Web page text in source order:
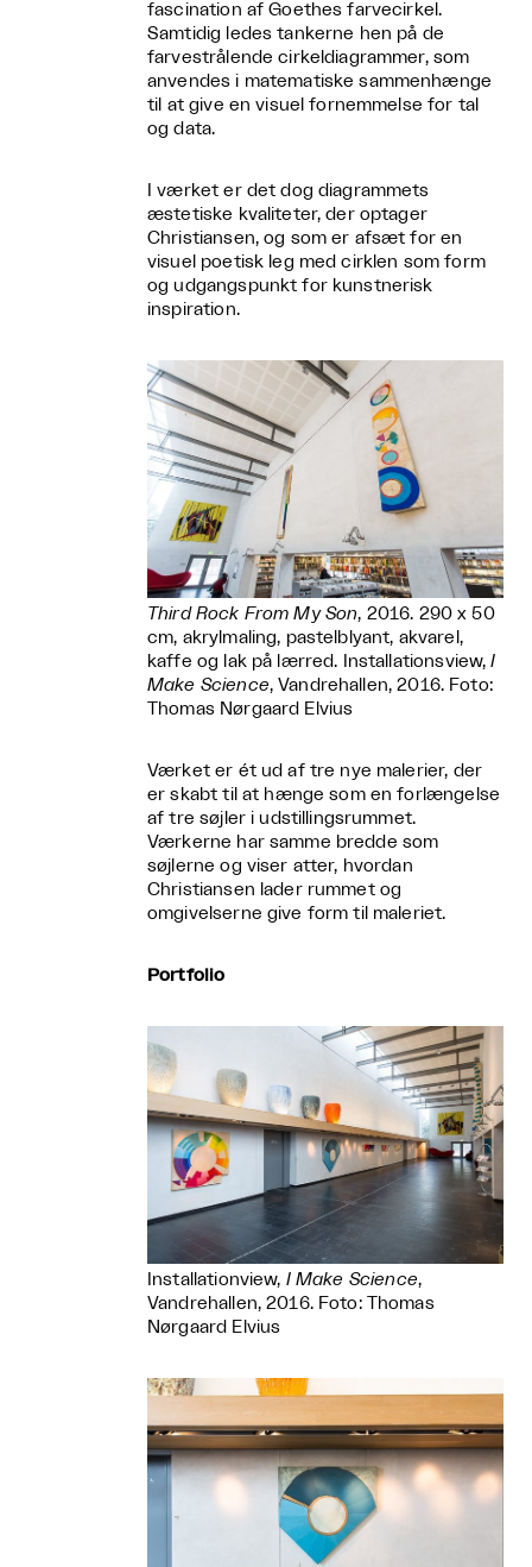
fascination af Goethes farvecirkel.
Samtidig ledes tankerne hen på de
farvestrålende cirkeldiagrammer, som
anvendes i matematiske sammenhænge
til at give en visuel fornemmelse for tal
og data.
I værket er det dog diagrammets
æstetiske kvaliteter, der optager
Christiansen, og som er afsæt for en
visuel poetisk leg med cirklen som form
og udgangspunkt for kunstnerisk
inspiration.
Third Rock From My Son, 2016. 290 x 50
cm, akrylmaling, pastelblyant, akvarel,
kaffe og lak på lærred. Installationsview,I
Make Science, Vandrehallen, 2016. Foto:
Thomas Nørgaard Elvius
Værket er ét ud af tre nye malerier, der
er skabt til at hænge som en forlængelse
af tre søjler i udstillingsrummet.
Værkerne har samme bredde som
søjlerne og viser atter, hvordan
Christiansen lader rummet og
omgivelserne give form til maleriet.
Portfolio
Installationview, I Make Science,
Vandrehallen, 2016. Foto: Thomas
Nørgaard Elvius